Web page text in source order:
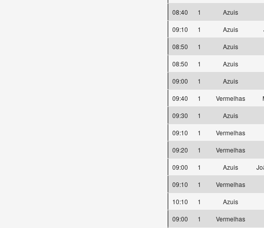
08:40
1 Azuis
09:10
1 Azuis
08:50
1 Azuis
08:50
1 Azuis
09:00
1 Azuis
09:40
1 Vermelhas
09:30
1 Azuis
09:10
1 Vermelhas
09:20
1 Vermelhas
09:00
1 Azuis
09:10
1 Vermelhas
10:10
1 Azuis
09:00
1 Vermelhas